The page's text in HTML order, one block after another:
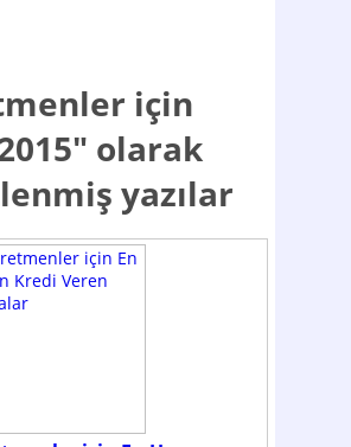
için
olarak
yazılar